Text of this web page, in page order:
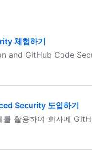
체험하기
and GitHub Code
Security 도입하기
활용하여 회사에